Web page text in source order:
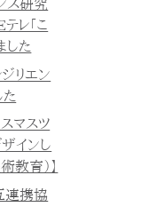
ス研究
レ「こ
した
リエン
た
マスツ
インし
教育）】
連携協